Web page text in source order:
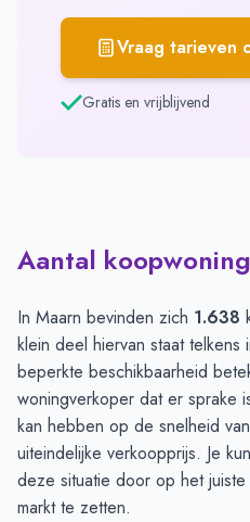
Vraag tarieven
Gratis en vrijblijvend
Aantal
In Maarn bevinden zich 1.638
klein deel hiervan staat
beperkte beschikbaarheid
woningverkoper dat er sprake
kan hebben op de snelheid
uiteindelijke verkoopprijs. Je
deze situatie door op het
markt te zetten.